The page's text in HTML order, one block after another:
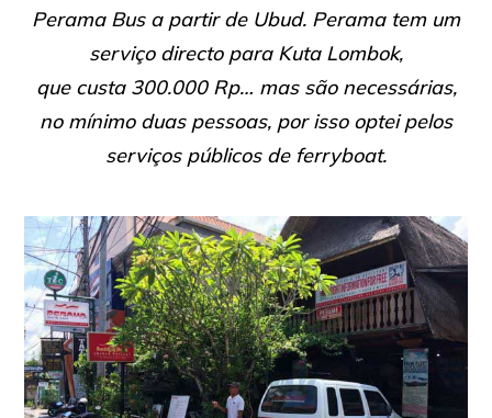
Perama Bus a partir de Ubud. Perama tem um
serviço directo para Kuta Lombok,
que custa 300.000 Rp… mas são necessárias,
no mínimo duas pessoas, por isso optei pelos
serviços públicos de ferryboat.